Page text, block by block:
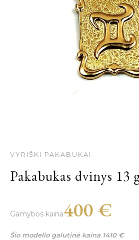
VYRIŠKI PAKABUKAI
Pakabukas dvinys 13
Gamybos kaina400 €
Šio modelio galutinė kaina 1410 €